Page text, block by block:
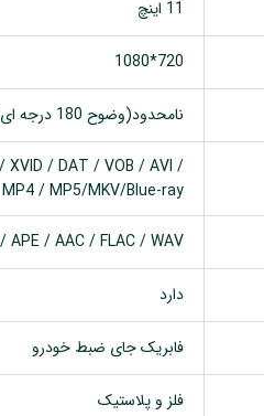
11 اینچ
720*1080
نامحدود(وضوح 180 درجه ای)
XVID / DAT / VOB / AVI /
MP4 / MP5/MKV/Blue-ray
/ AAC / FLAC / WAV
دارد
فابریک جای ضبط خودرو
فلز و پلاستیک